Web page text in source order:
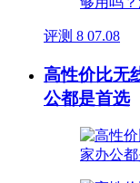
评测 8 07.08
高性价比无
公都是首选